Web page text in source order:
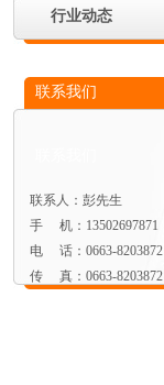
行业动态
联系我们
联系人：彭先生
手 机：13502697871
电 话：0663-8203872
传 真：0663-8203872